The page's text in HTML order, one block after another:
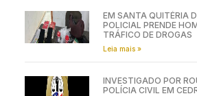
EM SANTA QUITÉRIA
POLICIAL PRENDE
TRÁFICO DE DROGAS
Leia mais »
INVESTIGADO POR
POLÍCIA CIVIL EM